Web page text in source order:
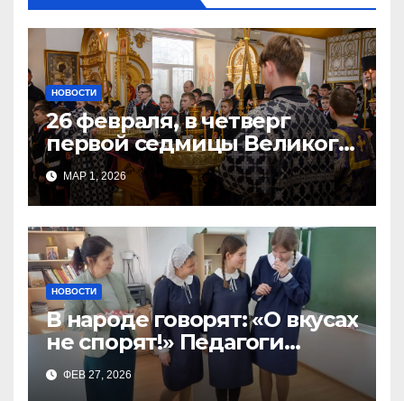
НОВОСТИ
26 февраля, в четверг
первой седмицы Великого
Поста, в Свято-Никольском
храме состоялось Великое
МАР 1, 2026
НОВОСТИ
В народе говорят: «О вкусах
не спорят!» Педагоги
поварского отделения
Тимченко О.О.
ФЕВ 27, 2026